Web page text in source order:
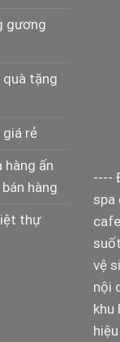
gương
quà tặng
giá rẻ
hàng ấn
hàng
thự
----
spa
cafe
suốt
vệ
nội
khu